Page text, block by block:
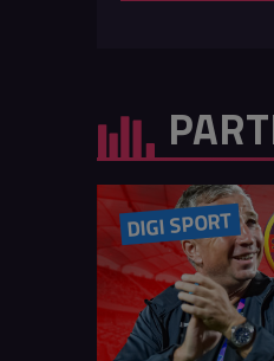
DIGI SPORT